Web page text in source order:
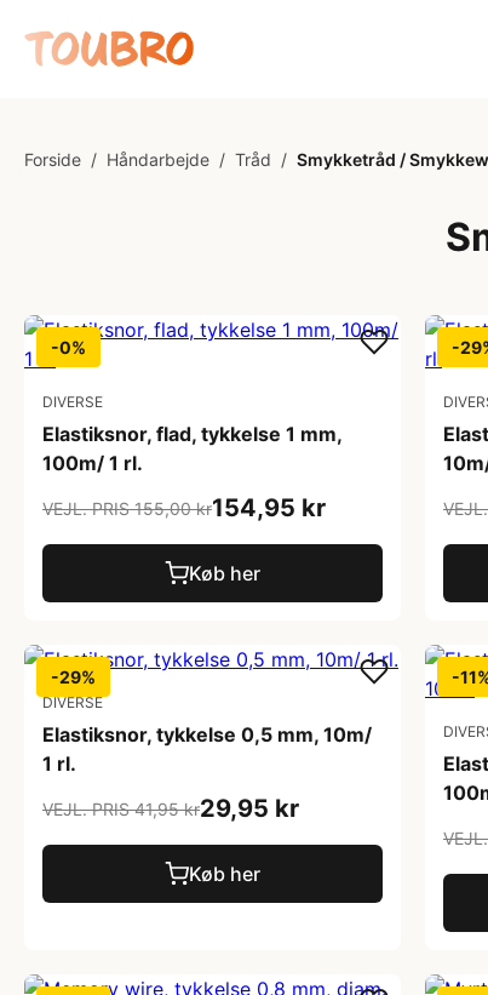
Forside / Håndarbejde / Tråd / Smykketråd /
-0%
DIVERSE
Elastiksnor, flad, tykkelse 1 mm,
100m/ 1 rl.
VEJL. PRIS 155,00 kr154,95 kr
Køb her
-
-29%
DIVERSE
Elastiksnor, tykkelse 0,5 mm, 10m/
1 rl.
VEJL. PRIS 41,95 kr29,95 kr
Køb her
-